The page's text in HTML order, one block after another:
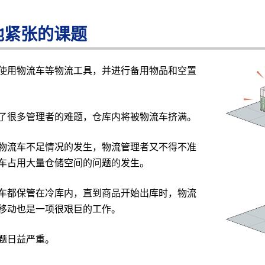
张的课题
用物流车等物流工具，并进行备用物品和空置
多管理者的难题，仓库内将被物流车挤满。
流车不足情况的发生，物流管理者又不得不准
用大量仓储空间的问题的发生。
都保管在冷库内，直到商品开始出库时，物流
也是一项很艰巨的工作。
益严重。